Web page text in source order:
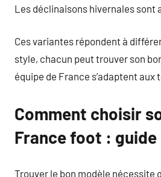
Les déclinaisons hivernales sont
Ces variantes répondent à
style, chacun peut trouver son
équipe de France s’adaptent aux
Comment choisir
France foot :
Trouver le bon modèle nécessite